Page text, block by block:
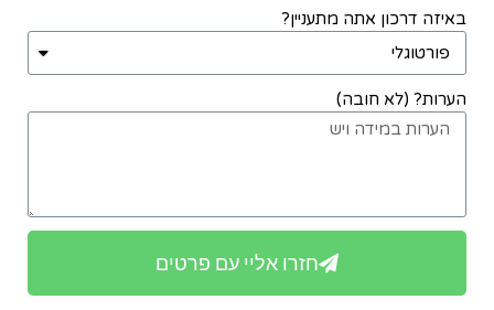
באיזה דרכון אתה מתעניין?
הערות? (לא חובה)
חזרו אליי עם פרטים